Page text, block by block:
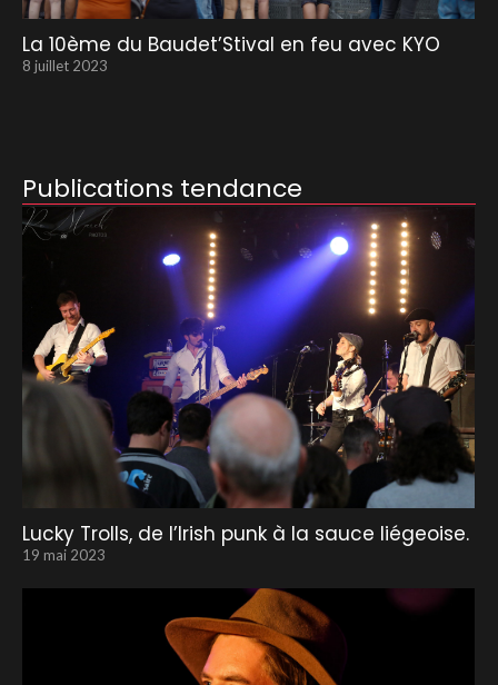
La 10ème du Baudet’Stival en feu avec KYO
8 juillet 2023
Publications tendance
Lucky Trolls, de l’Irish punk à la sauce liégeoise.
19 mai 2023